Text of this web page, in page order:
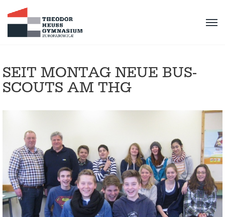
SEIT MONTAG NEUE BUS-
SCOUTS AM THG